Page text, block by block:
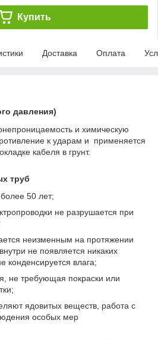
Купить
Доставка Оплата
давления)
и химическую
к ударам и применяется
кабеля в грунт.
труб
50 лет;
не разрушается при
неизменным на протяжении
не появляется никаких
конденсируется влага;
не требующая покраски или
ядовитых веществ, работа с
особых мер